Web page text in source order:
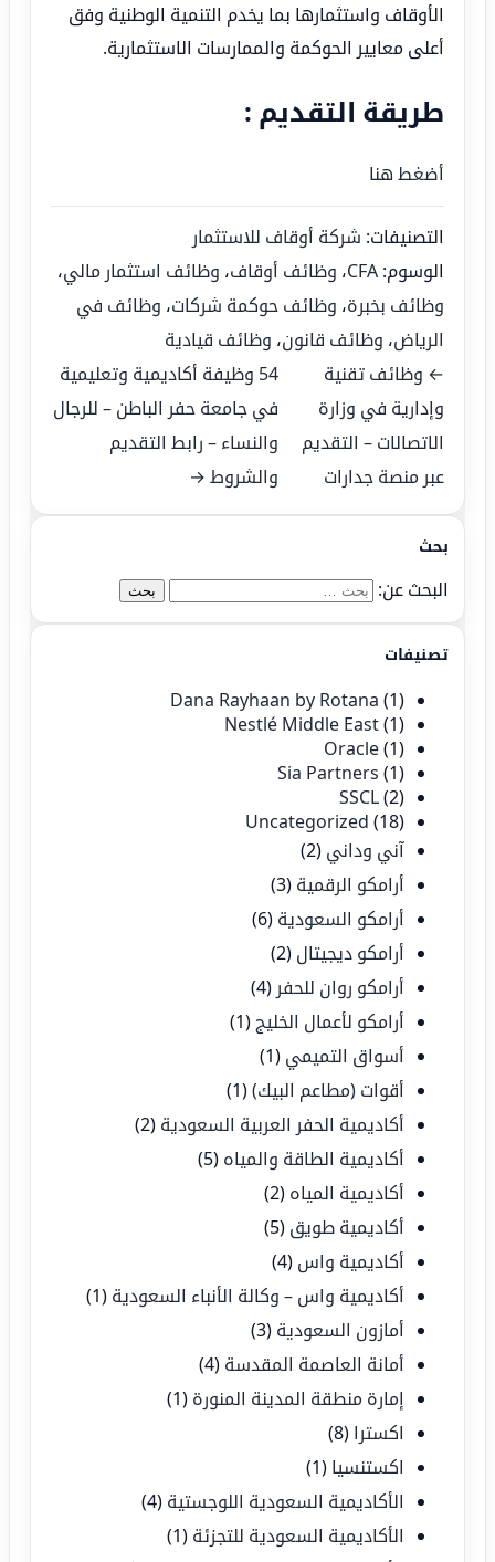
بحث
البحث عن:
تصنيفات
Dana Rayhaan by Rotana (1)
Nestlé Middle East(1)
Oracle(1)
Sia Partners (1)
SSCL(2)
Uncategorized (18)
آني وداني (2)
أرامكو الرقمية (3)
أرامكو السعودية (6)
أرامكو ديجيتال (2)
أرامكو روان للحفر (4)
أرامكو لأعمال الخليج (1)
أسواق التميمي (1)
أقوات (مطاعم البيك)(1)
أكاديمية الحفر العربية السعودية (2)
أكاديمية الطاقة والمياه (5)
أكاديمية المياه (2)
أكاديمية طويق (5)
أكاديمية واس (4)
أكاديمية واس – وكالة الأنباء السعودية (1)
أمازون السعودية (3)
أمانة العاصمة المقدسة (4)
إمارة منطقة المدينة المنورة (1)
اكسترا (8)
اكستنسيا (1)
الأكاديمية السعودية اللوجستية (4)
الأكاديمية السعودية للتجزئة (1)
الأوقاف واستثمارها بما يخدم التنمية الوطنية وفق
أعلى معايير الحوكمة والممارسات الاستثمارية.
طريقة التقديم :
أضغط هنا
التصنيفات: شركة أوقاف للاستثمار
الوسوم: CFA، وظائف أوقاف، وظائف استثمار مالي،
وظائف بخبرة، وظائف حوكمة شركات، وظائف في
الرياض، وظائف قانون، وظائف قيادية
← وظائف تقنية
وإدارية في وزارة
الاتصالات – التقديم
عبر منصة جدارات
54 وظيفة أكاديمية وتعليمية
في جامعة حفر الباطن – للرجال
والنساء – رابط التقديم
والشروط →